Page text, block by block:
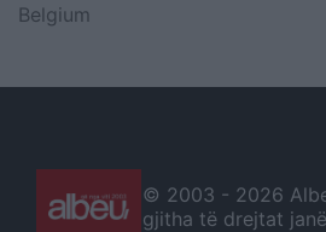
Belgium
© 2003 - 2026
gjitha të drejtat